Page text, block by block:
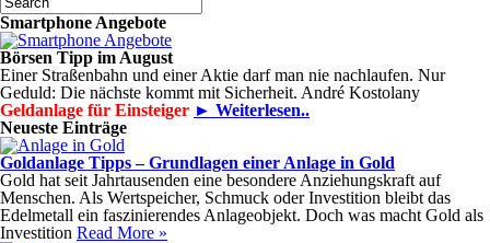
Smartphone Angebote
Börsen Tipp im August
Einer Straßenbahn und einer Aktie darf man nie nachlaufen. Nur
Geduld: Die nächste kommt mit Sicherheit. André Kostolany
Geldanlage für Einsteiger ► Weiterlesen..
Neueste Einträge
Goldanlage Tipps – Grundlagen einer Anlage in Gold
Gold hat seit Jahrtausenden eine besondere Anziehungskraft auf
Menschen. Als Wertspeicher, Schmuck oder Investition bleibt das
Edelmetall ein faszinierendes Anlageobjekt. Doch was macht Gold als
Investition Read More »